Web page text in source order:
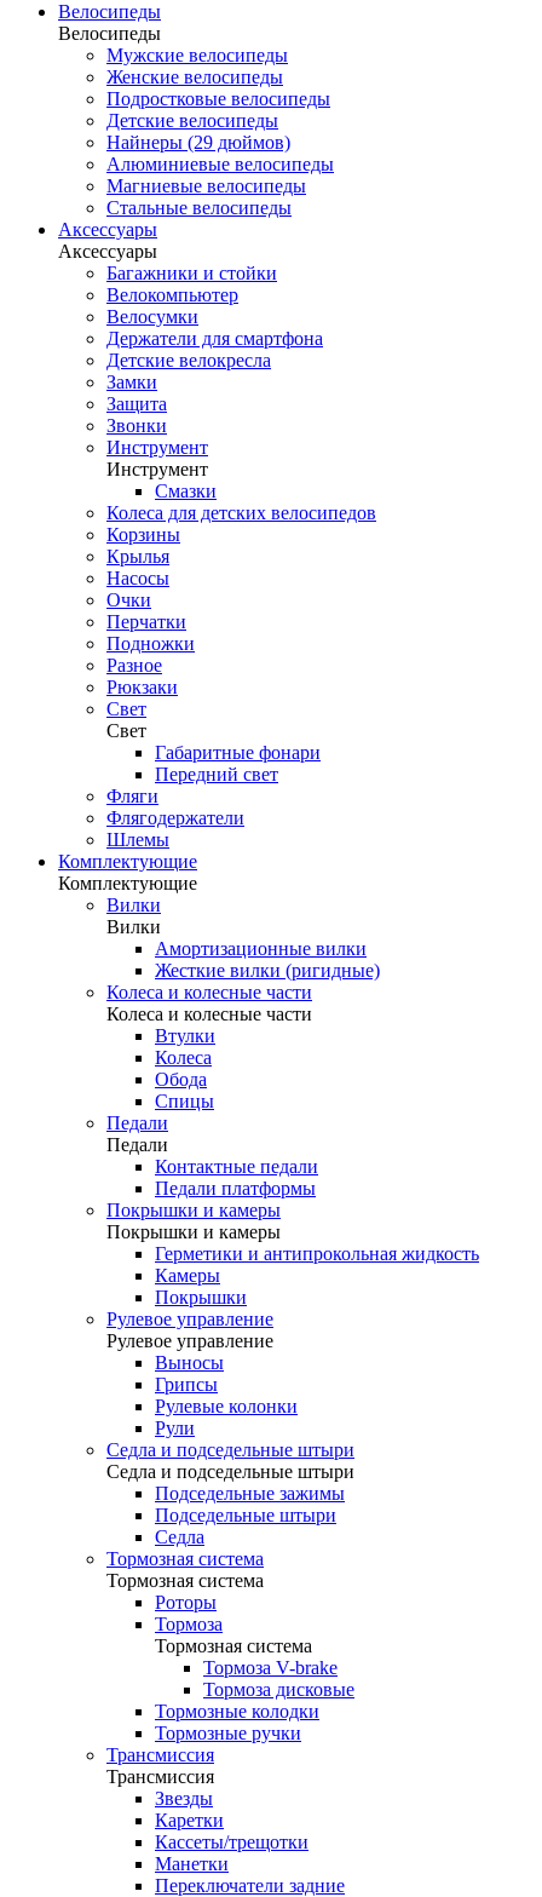
Велосипеды
Велосипеды
Мужские велосипеды
Женские велосипеды
Подростковые велосипеды
Детские велосипеды
Найнеры (29 дюймов)
Алюминиевые велосипеды
Магниевые велосипеды
Стальные велосипеды
Аксессуары
Аксессуары
Багажники и стойки
Велокомпьютер
Велосумки
Держатели для смартфона
Детские велокресла
Замки
Защита
Звонки
Инструмент
Инструмент
Смазки
Колеса для детских велосипедов
Корзины
Крылья
Насосы
Очки
Перчатки
Подножки
Разное
Рюкзаки
Свет
Свет
Габаритные фонари
Передний свет
Фляги
Флягодержатели
Шлемы
Комплектующие
Комплектующие
Вилки
Вилки
Амортизационные вилки
Жесткие вилки (ригидные)
Колеса и колесные части
Колеса и колесные части
Втулки
Колеса
Обода
Спицы
Педали
Педали
Контактные педали
Педали платформы
Покрышки и камеры
Покрышки и камеры
Герметики и антипрокольная жидкость
Камеры
Покрышки
Рулевое управление
Рулевое управление
Выносы
Грипсы
Рулевые колонки
Рули
Седла и подседельные штыри
Седла и подседельные штыри
Подседельные зажимы
Подседельные штыри
Седла
Тормозная система
Тормозная система
Роторы
Тормоза
Тормозная система
Тормоза V-brake
Тормоза дисковые
Тормозные колодки
Тормозные ручки
Трансмиссия
Трансмиссия
Звезды
Каретки
Кассеты/трещотки
Манетки
Переключатели задние